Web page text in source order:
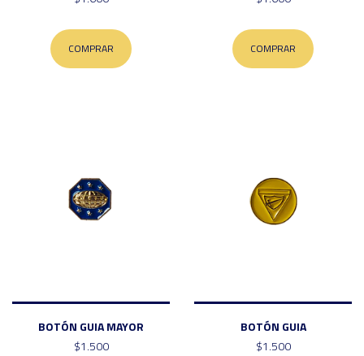
COMPRAR COMPRAR
BOTÓN GUIA MAYOR
$1.500
BOTÓN GUIA
$1.500